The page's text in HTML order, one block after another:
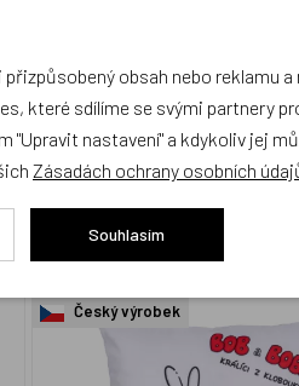
Český výrobek
obsah nebo reklamu
které sdílíme se svými partnery
"Upravit nastavení" a kdykoliv jej
Zásadách ochrany osobních
Souhlasím